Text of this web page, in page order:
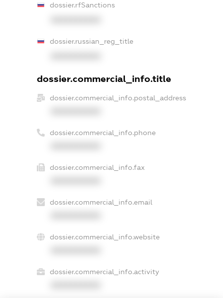
dossier.rfSanctions
dossier.russian_reg_title
dossier.commercial_info.title
dossier.commercial_info.postal_address
dossier.commercial_info.phone
dossier.commercial_info.fax
dossier.commercial_info.email
dossier.commercial_info.website
dossier.commercial_info.activity